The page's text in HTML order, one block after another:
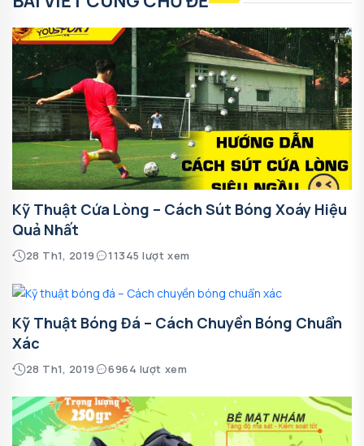
Kỹ Thuật Cứa Lòng – Cách Sút Bóng Xoáy Hiệu
Quả Nhất
28 Th1, 2019 11345 lượt xem
Kỹ Thuật Bóng Đá – Cách Chuyền Bóng Chuẩn
Xác
28 Th1, 2019 6964 lượt xem